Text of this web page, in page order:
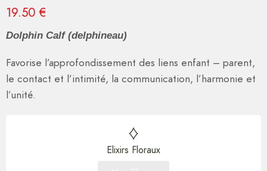
19.50 €
Dolphin Calf (delphineau)
Favorise l’approfondissement des liens enfant – parent,
le contact et l’intimité, la communication, l’harmonie et
l’unité.
Elixirs Floraux